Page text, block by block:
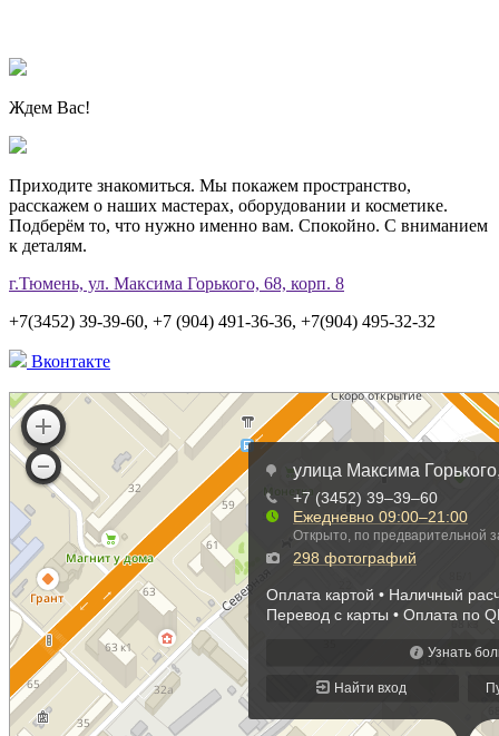
Ждем Вас!
Приходите знакомиться. Мы покажем пространство,
расскажем о наших мастерах, оборудовании и косметике.
Подберём то, что нужно именно вам. Спокойно. С вниманием
к деталям.
г.Тюмень, ул. Максима Горького, 68, корп. 8
+7(3452) 39-39-60, +7 (904) 491-36-36, +7(904) 495-32-32
Вконтакте